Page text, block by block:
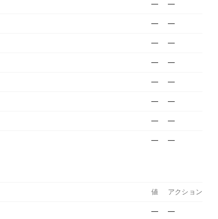
— —
— —
— —
— —
— —
— —
— —
— —
値 アクション
— —